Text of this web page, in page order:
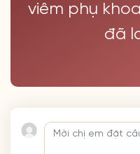
viêm phụ
đã